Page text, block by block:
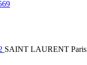
SAINT LAURENT Paris